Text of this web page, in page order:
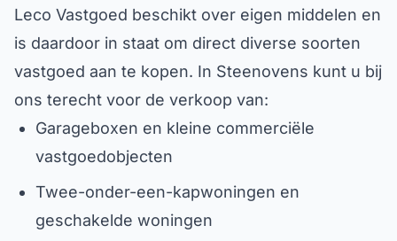
Leco Vastgoed beschikt over eigen middelen en
is daardoor in staat om direct diverse soorten
vastgoed aan te kopen. In Steenovens kunt u bij
ons terecht voor de verkoop van:
Garageboxen en kleine commerciële
vastgoedobjecten
Twee-onder-een-kapwoningen en
geschakelde woningen